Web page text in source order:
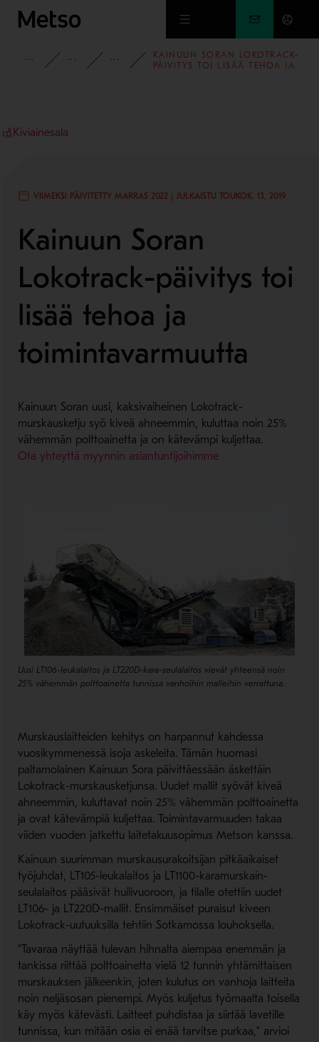
Siirry pääsisältöön
INSIGHTSASIAKASREFERENSSIT
KIVIAINESALAN
KAINUUN SORAN LOKOTRACK-
PÄIVITYS TOI LISÄÄ TEHOA JA
Kiviainesala
VIIMEKSI PÄIVITETTY MARRAS 2022 | JULKAISTU TOUKOK. 13, 2019
Kainuun Soran
Lokotrack-päivitys toi
lisää tehoa ja
toimintavarmuutta
Kainuun Soran uusi, kaksivaiheinen Lokotrack-
murskausketju syö kiveä ahneemmin, kuluttaa noin 25%
vähemmän polttoainetta ja on kätevämpi kuljettaa.
Ota yhteyttä myynnin asiantuntijoihimme
Uusi LT106-leukalaitos ja LT220D-kara-seulalaitos vievät yhteensä noin
25% vähemmän polttoainetta tunnissa vanhoihin malleihin verrattuna.
Murskauslaitteiden kehitys on harpannut kahdessa
vuosikymmenessä isoja askeleita. Tämän huomasi
paltamolainen Kainuun Sora päivittäessään äskettäin
Lokotrack-murskausketjunsa. Uudet mallit syövät kiveä
ahneemmin, kuluttavat noin 25% vähemmän polttoainetta
ja ovat kätevämpiä kuljettaa. Toimintavarmuuden takaa
viiden vuoden jatkettu laitetakuusopimus Metson kanssa.
Kainuun suurimman murskausurakoitsijan pitkäaikaiset
työjuhdat, LT105-leukalaitos ja LT1100-karamurskain-
seulalaitos pääsivät huilivuoroon, ja tilalle otettiin uudet
LT106- ja LT220D-mallit. Ensimmäiset puraisut kiveen
Lokotrack-uutuuksilla tehtiin Sotkamossa louhoksella.
”Tavaraa näyttää tulevan hihnalta aiempaa enemmän ja
tankissa riittää polttoainetta vielä 12 tunnin yhtämittaisen
murskauksen jälkeenkin, joten kulutus on vanhoja laitteita
noin neljäsosan pienempi. Myös kuljetus työmaalta toisella
käy myös kätevästi. Laitteet puhdistaa ja siirtää lavetille
tunnissa, kun mitään osia ei enää tarvitse purkaa,” arvioi